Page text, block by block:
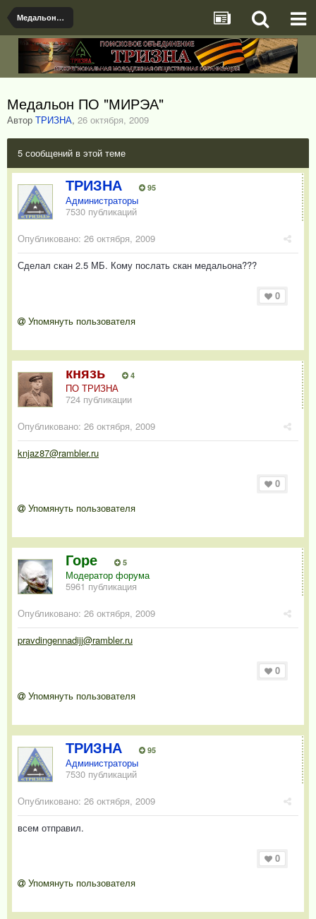
Медальоны, документы и именные предметы найденые поисковыми отрядами
Медальон ПО "МИРЭА"
Автор ТРИЗНА, 26 октября, 2009
5 сообщений в этой теме
ТРИЗНА 95
Администраторы
7530 публикаций
Опубликовано: 26 октября, 2009
Сделал скан 2.5 МБ. Кому послать скан медальона???
0
Упомянуть пользователя
князь 4
ПО ТРИЗНА
724 публикации
Опубликовано: 26 октября, 2009
knjaz87@rambler.ru
0
Упомянуть пользователя
Горе 5
Модератор форума
5961 публикация
Опубликовано: 26 октября, 2009
pravdingennadijj@rambler.ru
0
Упомянуть пользователя
ТРИЗНА 95
Администраторы
7530 публикаций
Опубликовано: 26 октября, 2009
всем отправил.
0
Упомянуть пользователя